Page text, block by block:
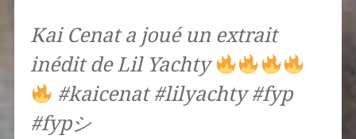
Kai Cenat a joué un extrait
inédit de Lil Yachty
#kaicenat #lilyachty #fyp
#fypシ